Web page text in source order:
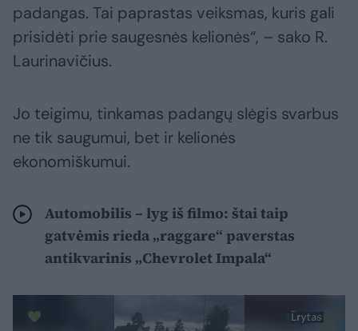
padangas. Tai paprastas veiksmas, kuris gali
prisidėti prie saugesnės kelionės“, – sako R.
Laurinavičius.
Jo teigimu, tinkamas padangų slėgis svarbus
ne tik saugumui, bet ir kelionės
ekonomiškumui.
Automobilis – lyg iš filmo: štai taip
gatvėmis rieda „raggare“ paverstas
antikvarinis „Chevrolet Impala“